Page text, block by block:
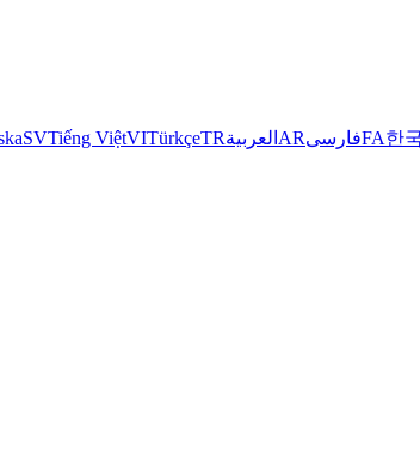
SVTiếng ViệtVITürkçeTRالعربية ARفارسیFA한